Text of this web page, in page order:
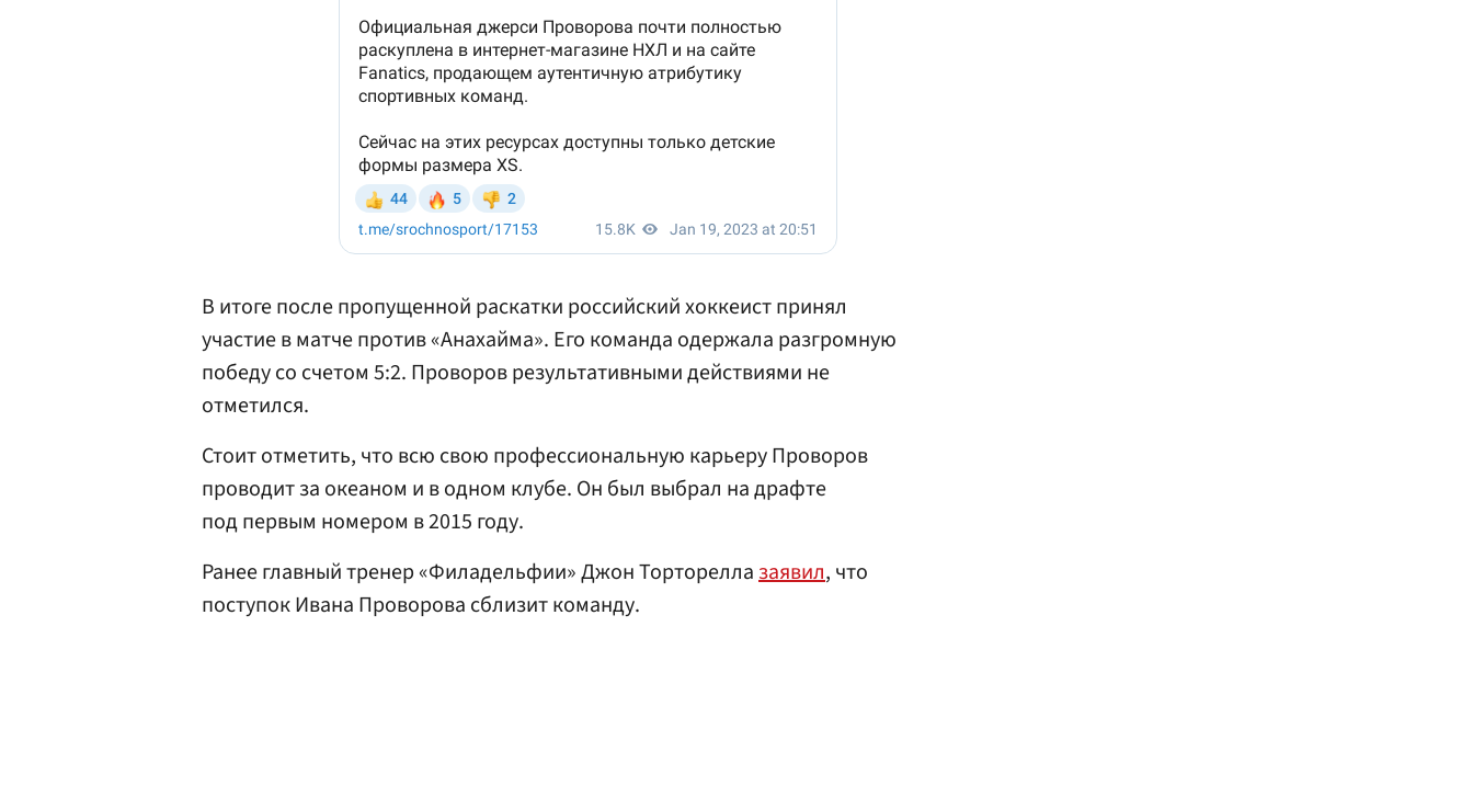
В итоге после пропущенной раскатки российский хоккеист принял
участие в матче против «Анахайма». Его команда одержала разгромную
победу со счетом 5:2. Проворов результативными действиями не
отметился.
Стоит отметить, что всю свою профессиональную карьеру Проворов
проводит за океаном и в одном клубе. Он был выбрал на драфте
под первым номером в 2015 году.
Ранее главный тренер «Филадельфии» Джон Тортореллазаявил, что
поступок Ивана Проворова сблизит команду.